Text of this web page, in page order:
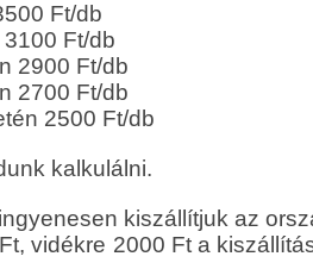
Ft/db
Ft/db
2900 Ft/db
2700 Ft/db
2500 Ft/db
kalkulálni.
kiszállítjuk az
vidékre 2000 Ft a